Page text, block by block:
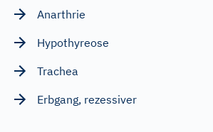
Anarthrie
Hypothyreose
Trachea
Erbgang, rezessiver